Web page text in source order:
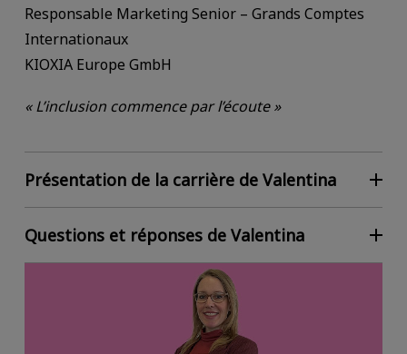
Responsable Marketing Senior – Grands Comptes
Internationaux
KIOXIA Europe GmbH
« L’inclusion commence par l’écoute »
Présentation de la carrière de Valentina
Questions et réponses de Valentina